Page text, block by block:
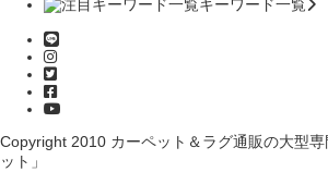
キーワード一覧
Copyright 2010 カーペット＆ラグ通販の大型
ット」